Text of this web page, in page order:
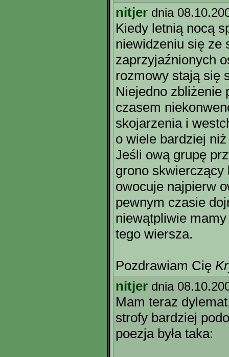
nitjer dnia
Kiedy letnią nocą
niewidzeniu się ze
zaprzyjaźnionych
rozmowy stają się
Niejedno zbliżenie
czasem
skojarzenia i
o wiele bardziej
Jeśli ową grupę
grono skwierczący
owocuje najpierw
pewnym czasie
niewątpliwie
tego wiersza.
Pozdrawiam Cię
nitjer dnia
Mam teraz
strofy bardziej
poezja była taka: